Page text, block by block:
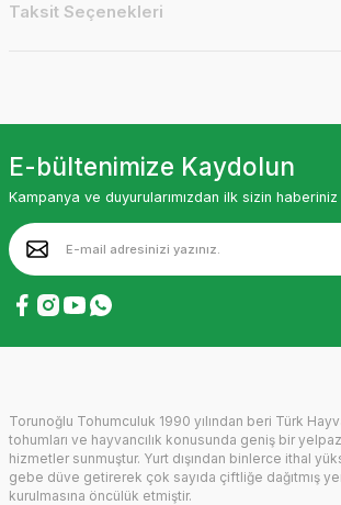
Taksit Seçenekleri
E-bültenimize Kaydolun
Kampanya ve duyurularımızdan ilk sizin haberiniz
Torunoğlu Tohumculuk 1990 yılından beri Türk
tohumları ve hayvancılık konusunda geniş bir
hizmetler sunmuştur. Yurt dışından binlerce ithal
gebe düve getirerek çok sayıda çiftliğe dağıtmış
kurulmasına öncülük etmiştir.